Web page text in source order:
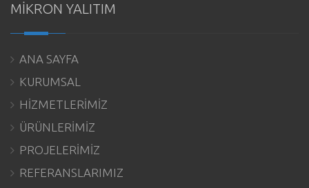
MİKRON YALITIM
ANA SAYFA
KURUMSAL
HİZMETLERİMİZ
ÜRÜNLERİMİZ
PROJELERİMİZ
REFERANSLARIMIZ